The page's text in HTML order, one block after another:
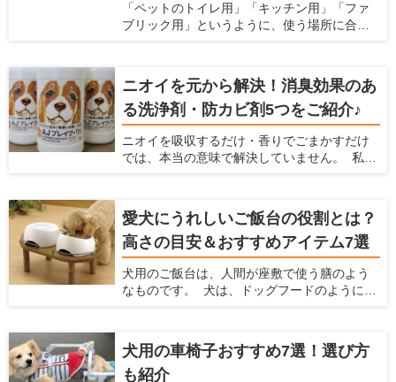
「ペットのトイレ用」「キッチン用」「ファ
ブリック用」というように、使う場所に合わ
でキッチンからペット用品まで幅広く使え
る」というオールマイティーな洗浄剤がある
んです♪しかも、洗浄だけでなく除菌消臭効果
もあって更に安全性が高いという優れもの！
今回は洗浄剤『AJブレイク・ワン』を、わた
くし勝部が実際に使ってのレポートと共にご
ニオイを元から解決！消臭効果のあ
る洗浄剤・防カビ剤5つをご紹介♪
ニオイを吸収するだけ・香りでごまかすだけ
では、本当の意味で解決していません。 私た
ね。 なにより、ニオイが発生しているという
ことはウイルスや雑菌が繁殖していて不衛生
になっている恐れがあるのです。 除菌効果や
菌の繁殖を抑制する効果がある洗浄剤で掃除
をすれば、原因からニオイを解消できます。
今回は、「ニオイを元から解決する」効果の
性やコストパフォーマンスに期待大です！
愛犬にうれしいご飯台の役割とは？
高さの目安＆おすすめアイテム7選
犬用のご飯台は、人間が座敷で使う膳のよう
なものです。 犬は、ドッグフードのように簡
のフードを吐き出したり、むせたりしてしま
います。 そのようなときは、犬にとって食べ
やすい姿勢が保てるご飯台を検討してみま
犬用の車椅子おすすめ7選！選び方
も紹介